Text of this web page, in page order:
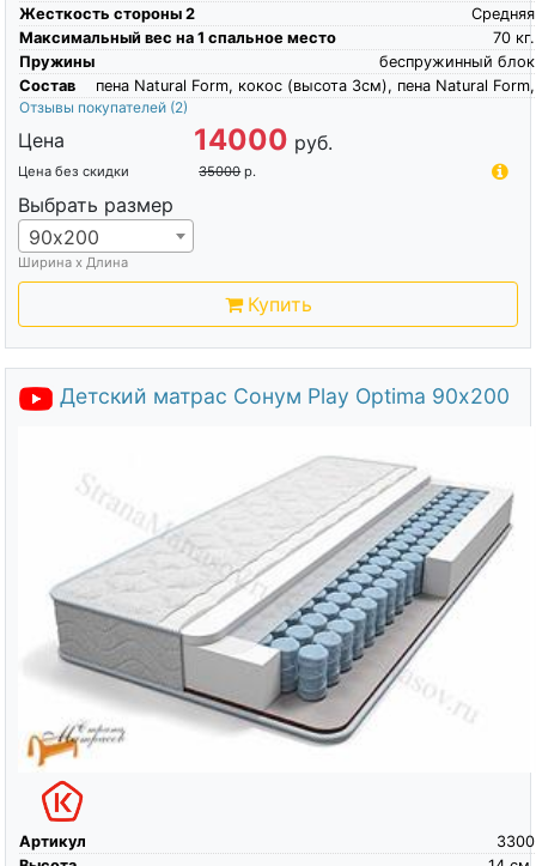
Жесткость стороны 2
Средняя
Максимальный вес на 1 спальное место
кг.
70
Пружины
беспружинный блок
Состав
пена Natural Form, кокос (высота 3см), пена Natural Form,
Отзывы покупателей (2)
Цена 14000 руб.
Цена без скидки 35000 р.
Выбрать размер
90х200
Ширина х Длина
Купить
Детский матрас Сонум Play Optima 90х200
Артикул
3300